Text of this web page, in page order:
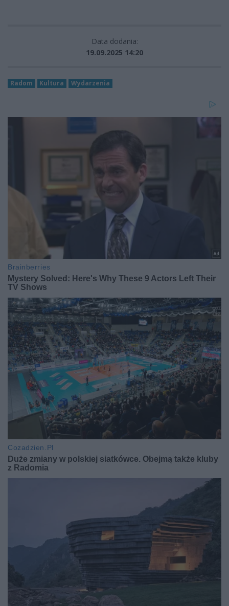
Data dodania:
19.09.2025 14:20
Radom Kultura Wydarzenia